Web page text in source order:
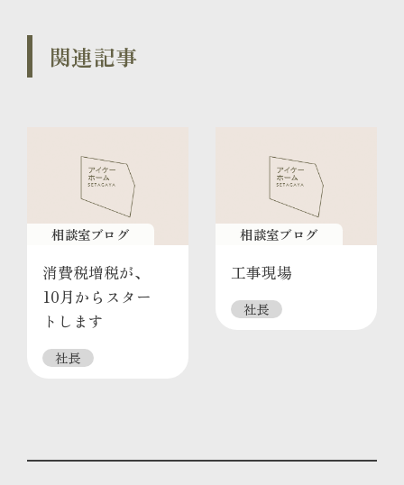
関連記事
相談室ブログ
消費税増税が、
10月からスター
トします
社長
相談室ブログ
工事現場
社長